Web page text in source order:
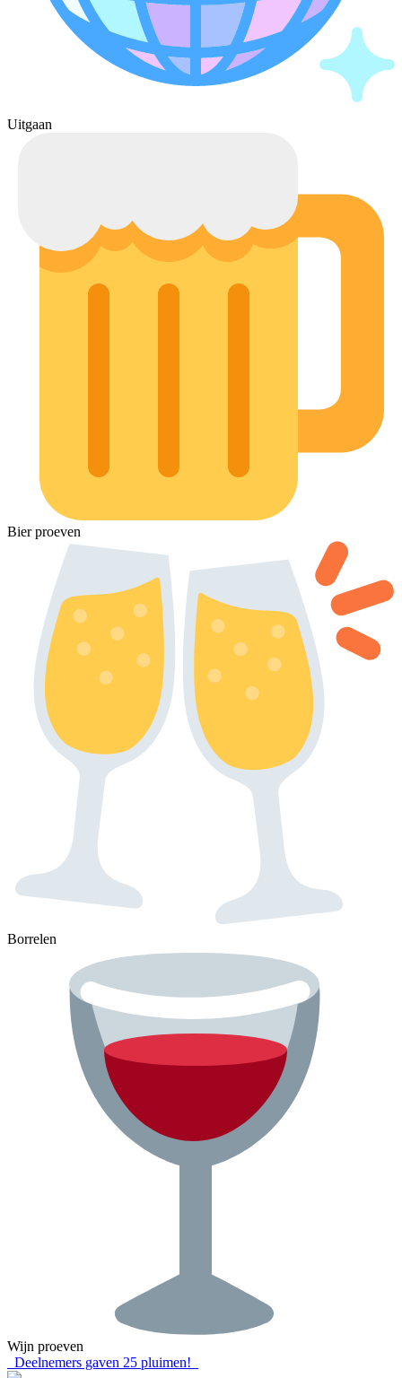
Uitgaan
Bier proeven
Borrelen
Wijn proeven
Deelnemers gaven 25 pluimen!